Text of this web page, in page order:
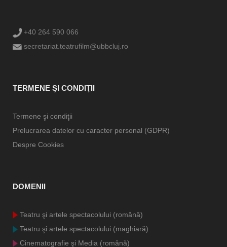
+40 264 590 066
secretariat.teatrufilm@ubbcluj.ro
TERMENE ŞI CONDIŢII
Termene şi condiţii
Prelucrarea datelor cu caracter personal (GDPR)
Despre Cookies
DOMENII
Teatru şi artele spectacolului (română)
Teatru şi artele spectacolului (maghiară)
Cinematografie şi Media (română)